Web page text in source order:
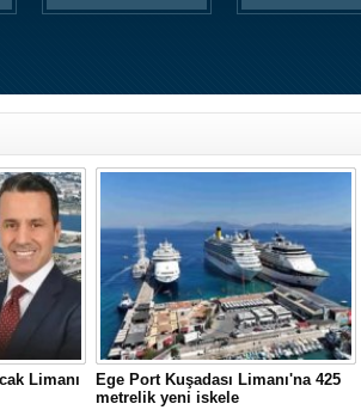
Limanı
Ege Port Kuşadası Limanı'na 425
metrelik yeni iskele